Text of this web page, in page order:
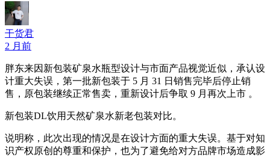
干货君
2 月前
‌胖东来因新包装矿泉水瓶型设计与市面产品视觉近似，承认设
计重大失误，第一批新包装于 5 月 31 日销售完毕后停止销
售‌，原包装继续正常售卖，重新设计后争取 9 月再次上市 。‌‌
新包装DL饮用天然矿泉水新老包装对比。
说明称，此次出现的情况是在设计方面的重大失误。基于对知
识产权原创的尊重和保护，也为了避免给对方品牌市场造成影